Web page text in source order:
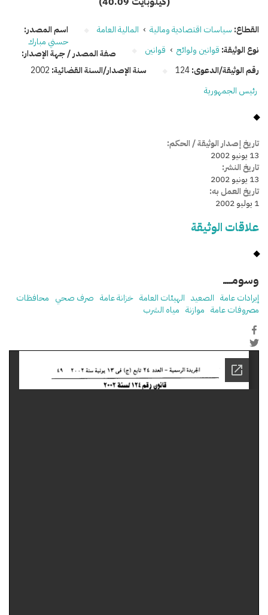
القطاع: سياسات اقتصادية ومالية › المالية العامة
نوع الوثيقة: قوانين ولوائح › قوانين
رقم الوثيقة/الدعوى:124 سنة الإصدار/السنة القضائية: 2002
اسم المصدر:
حسني مبارك
صفة المصدر / جهة الإصدار:
رئيس الجمهورية
تاريخ إصدار الوثيقة / الحكم:
13 يونيو 2002
تاريخ النشر:
13 يونيو 2002
تاريخ العمل به:
1 يوليو 2002
علاقات الوثيقة
وسومـــــ
إيرادات عامة الصعيد الهيئات العامة خزانة عامة صرف صحي محافظات
مصروفات عامة موازنة مياه الشرب